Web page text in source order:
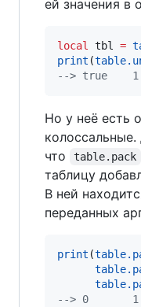
ей значения в
local tbl =
print (
--> true
Но у неё есть
что
table.pack
таблицу
В ней
переданных
print (
--> 0